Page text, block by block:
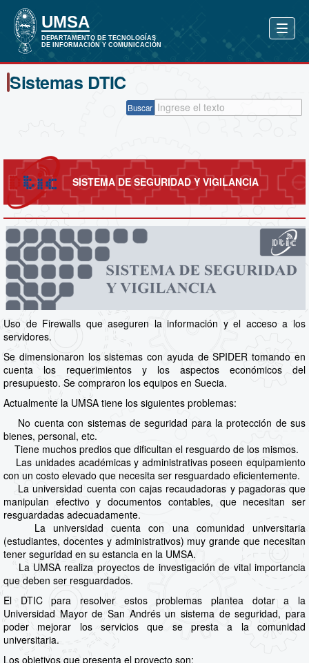
Sistemas DTIC
Buscar
SISTEMA DE SEGURIDAD Y VIGILANCIA
Uso de Firewalls que aseguren la información y el acceso a los
servidores.
Se dimensionaron los sistemas con ayuda de SPIDER tomando en
cuenta los requerimientos y los aspectos económicos del
presupuesto. Se compraron los equipos en Suecia.
Actualmente la UMSA tiene los siguientes problemas:
No cuenta con sistemas de seguridad para la protección de sus
bienes, personal, etc.
Tiene muchos predios que dificultan el resguardo de los mismos.
Las unidades académicas y administrativas poseen equipamiento
con un costo elevado que necesita ser resguardado eficientemente.
La universidad cuenta con cajas recaudadoras y pagadoras que
manipulan efectivo y documentos contables, que necesitan ser
resguardadas adecuadamente.
La universidad cuenta con una comunidad universitaria
(estudiantes, docentes y administrativos) muy grande que necesitan
tener seguridad en su estancia en la UMSA.
La UMSA realiza proyectos de investigación de vital importancia
que deben ser resguardados.
El DTIC para resolver estos problemas plantea dotar a la
Universidad Mayor de San Andrés un sistema de seguridad, para
poder mejorar los servicios que se presta a la comunidad
universitaria.
Los objetivos que presenta el proyecto son: